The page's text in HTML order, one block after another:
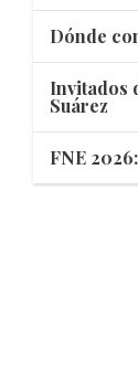
Dónde
Invitados
Suárez
FNE